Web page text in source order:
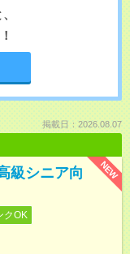
掲載日：2026.08.07
NEW
級シニア向
クOK